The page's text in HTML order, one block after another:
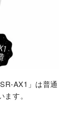
AX1」は普通
す。